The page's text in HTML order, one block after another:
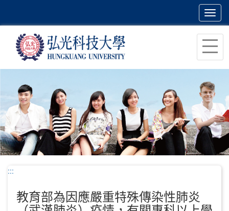
主
容
區
塊
:::
教育部為因應嚴重特殊傳染性肺炎